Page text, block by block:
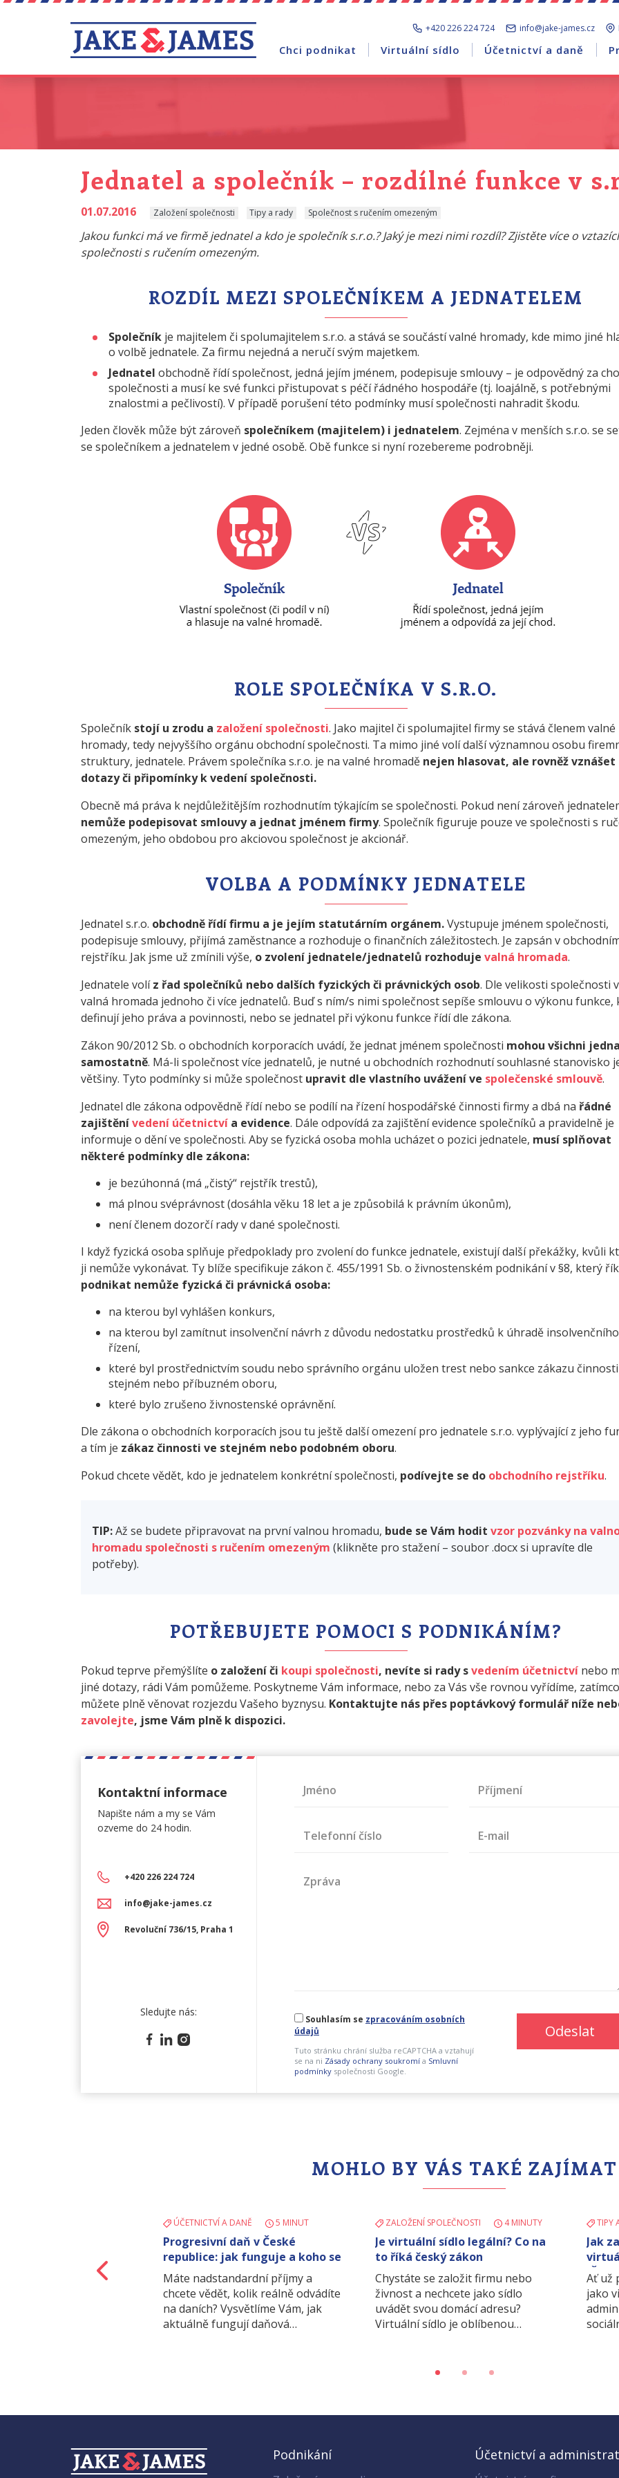
+420 226 224 724 info@jake-james.cz
Chci podnikat Virtuální sídlo Účetnictví a daně
Jednatel a společník – rozdílné funkce v
01.07.2016 Založení společnosti Tipy a rady Společnost s ručením omezeným
Jakou funkci má ve firmě jednatel a kdo je společník s.r.o.? Jaký je mezi nimi rozdíl? Zjistěte více o
společnosti s ručením omezeným.
ROZDÍL MEZI SPOLEČNÍKEM A JEDNATELEM
Společník je majitelem či spolumajitelem s.r.o. a stává se součástí valné hromady, kde mimo jiné
o volbě jednatele. Za firmu nejedná a neručí svým majetkem.
Jednatel obchodně řídí společnost, jedná jejím jménem, podepisuje smlouvy – je odpovědný za
společnosti a musí ke své funkci přistupovat s péčí řádného hospodáře (tj. loajálně, s potřebnými
znalostmi a pečlivostí). V případě porušení této podmínky musí společnosti nahradit škodu.
Jeden člověk může být zároveň společníkem (majitelem) i jednatelem. Zejména v menších s.r.o. se
se společníkem a jednatelem v jedné osobě. Obě funkce si nyní rozebereme podrobněji.
ROLE SPOLEČNÍKA V S.R.O.
Společník stojí u zrodu a založení společnosti. Jako majitel či spolumajitel firmy se stává členem valné
hromady, tedy nejvyššího orgánu obchodní společnosti. Ta mimo jiné volí další významnou osobu
struktury, jednatele. Právem společníka s.r.o. je na valné hromadě nejen hlasovat, ale rovněž vznášet
dotazy či připomínky k vedení společnosti.
Obecně má práva k nejdůležitějším rozhodnutím týkajícím se společnosti. Pokud není zároveň
nemůže podepisovat smlouvy a jednat jménem firmy. Společník figuruje pouze ve společnosti s
omezeným, jeho obdobou pro akciovou společnost je akcionář.
VOLBA A PODMÍNKY JEDNATELE
Jednatel s.r.o. obchodně řídí firmu a je jejím statutárním orgánem.Vystupuje jménem společnosti,
podepisuje smlouvy, přijímá zaměstnance a rozhoduje o finančních záležitostech. Je zapsán v
rejstříku. Jak jsme už zmínili výše, o zvolení jednatele/jednatelů rozhoduje valná hromada.
Jednatele volíz řad společníků nebo dalších fyzických či právnických osob. Dle velikosti společnosti
valná hromada jednoho či více jednatelů. Buď s ním/s nimi společnost sepíše smlouvu o výkonu funkce,
definují jeho práva a povinnosti, nebo se jednatel při výkonu funkce řídí dle zákona.
Zákon 90/2012 Sb. o obchodních korporacích uvádí, že jednat jménem společnosti mohou všichni
samostatně. Má-li společnost více jednatelů, je nutné u obchodních rozhodnutí souhlasné stanovisko
většiny. Tyto podmínky si může společnost upravit dle vlastního uvážení ve společenské smlouvě.
Jednatel dle zákona odpovědně řídí nebo se podílí na řízení hospodářské činnosti firmy a dbá na řádné
zajištěnívedení účetnictví a evidence. Dále odpovídá za zajištění evidence společníků a pravidelně je
informuje o dění ve společnosti. Aby se fyzická osoba mohla ucházet o pozici jednatele, musí splňovat
některé podmínky dle zákona:
je bezúhonná (má „čistý“ rejstřík trestů),
má plnou svéprávnost (dosáhla věku 18 let a je způsobilá k právním úkonům),
není členem dozorčí rady v dané společnosti.
I když fyzická osoba splňuje předpoklady pro zvolení do funkce jednatele, existují další překážky, kvůli
ji nemůže vykonávat. Ty blíže specifikuje zákon č. 455/1991 Sb. o živnostenském podnikání v §8, který
podnikat nemůže fyzická či právnická osoba:
na kterou byl vyhlášen konkurs,
na kterou byl zamítnut insolvenční návrh z důvodu nedostatku prostředků k úhradě insolvenčního
řízení,
které byl prostřednictvím soudu nebo správního orgánu uložen trest nebo sankce zákazu
stejném nebo příbuzném oboru,
které bylo zrušeno živnostenské oprávnění.
Dle zákona o obchodních korporacích jsou tu ještě další omezení pro jednatele s.r.o. vyplývající z jeho
a tím je zákaz činnosti ve stejném nebo podobném oboru.
Pokud chcete vědět, kdo je jednatelem konkrétní společnosti, podívejte se do obchodního rejstříku.
TIP:Až se budete připravovat na první valnou hromadu, bude se Vám hodit vzor pozvánky na
hromadu společnosti s ručením omezeným (klikněte pro stažení – soubor .docx si upravíte dle
potřeby).
POTŘEBUJETE POMOCI S PODNIKÁNÍM?
Pokud teprve přemýšlíte o založení či koupi společnosti, nevíte si rady svedením účetnictví nebo
jiné dotazy, rádi Vám pomůžeme. Poskytneme Vám informace, nebo za Vás vše rovnou vyřídíme,
můžete plně věnovat rozjezdu Vašeho byznysu. Kontaktujte nás přes poptávkový formulář níže
zavolejte, jsme Vám plně k dispozici.
Kontaktní informace
Napište nám a my se Vám
ozveme do 24 hodin.
+420 226 224 724
info@jake-james.cz
Revoluční 736/15, Praha 1
Sledujte nás:
Jméno Příjmení
Telefonní číslo E-mail
Zpráva
Souhlasím se zpracováním osobních
údajů
Tuto stránku chrání služba reCAPTCHA a vztahují
se na ni Zásady ochrany soukromía Smluvní
podmínkyspolečnosti Google.
Odeslat
MOHLO BY VÁS TAKÉ ZAJÍMAT
ÚČETNICTVÍ A DANĚ 5 MINUT
Progresivní daň v České
republice: jak funguje a koho se
týká?
Máte nadstandardní příjmy a
chcete vědět, kolik reálně odvádíte
na daních? Vysvětlíme Vám, jak
aktuálně fungují daňová…
ZALOŽENÍ SPOLEČNOSTI 4 MINUTY
Je virtuální sídlo legální? Co na
to říká český zákon
Chystáte se založit firmu nebo
živnost a nechcete jako sídlo
uvádět svou domácí adresu?
Virtuální sídlo je oblíbenou…
TIPY
Jak
IČO
Ať už
jako
Podnikání Účetnictví a